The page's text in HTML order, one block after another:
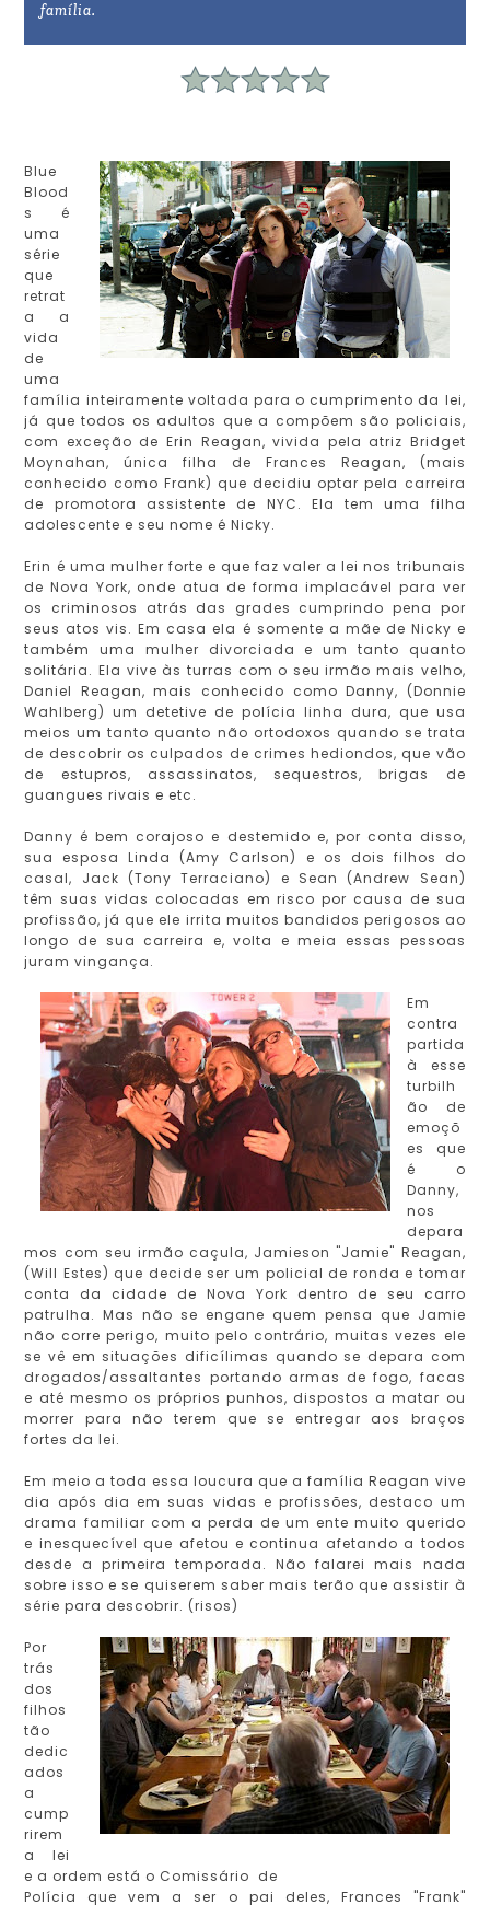
família.
Blue
Blood
s é
uma
série
que
retrat
a a
vida
de
uma
família inteiramente voltada para o cumprimento da lei,
já que todos os adultos que a compõem são policiais,
com exceção de Erin Reagan, vivida pela atriz Bridget
Moynahan, única filha de Frances Reagan, (mais
conhecido como Frank) que decidiu optar pela carreira
de promotora assistente de NYC. Ela tem uma filha
adolescente e seu nome é Nicky.
Erin é uma mulher forte e que faz valer a lei nos tribunais
de Nova York, onde atua de forma implacável para ver
os criminosos atrás das grades cumprindo pena por
seus atos vis. Em casa ela é somente a mãe de Nicky e
também uma mulher divorciada e um tanto quanto
solitária. Ela vive às turras com o seu irmão mais velho,
Daniel Reagan, mais conhecido como Danny, (Donnie
Wahlberg) um detetive de polícia linha dura, que usa
meios um tanto quanto não ortodoxos quando se trata
de descobrir os culpados de crimes hediondos, que vão
de estupros, assassinatos, sequestros, brigas de
guangues rivais e etc.
Danny é bem corajoso e destemido e, por conta disso,
sua esposa Linda (Amy Carlson) e os dois filhos do
casal, Jack (Tony Terraciano) e Sean (Andrew Sean)
têm suas vidas colocadas em risco por causa de sua
profissão, já que ele irrita muitos bandidos perigosos ao
longo de sua carreira e, volta e meia essas pessoas
juram vingança.
Em
contra
partida
à esse
turbilh
ão de
emoçõ
es que
é o
Danny,
nos
depara
mos com seu irmão caçula, Jamieson "Jamie" Reagan,
(Will Estes) que decide ser um policial de ronda e tomar
conta da cidade de Nova York dentro de seu carro
patrulha. Mas não se engane quem pensa que Jamie
não corre perigo, muito pelo contrário, muitas vezes ele
se vê em situações dificílimas quando se depara com
drogados/assaltantes portando armas de fogo, facas
e até mesmo os próprios punhos, dispostos a matar ou
morrer para não terem que se entregar aos braços
fortes da lei.
Em meio a toda essa loucura que a família Reagan vive
dia após dia em suas vidas e profissões, destaco um
drama familiar com a perda de um ente muito querido
e inesquecível que afetou e continua afetando a todos
desde a primeira temporada. Não falarei mais nada
sobre isso e se quiserem saber mais terão que assistir à
série para descobrir. (risos)
Por
trás
dos
filhos
tão
dedic
ados
a
cump
rirem
a lei
e a ordem está o Comissário de
Polícia que vem a ser o pai deles, Frances "Frank"